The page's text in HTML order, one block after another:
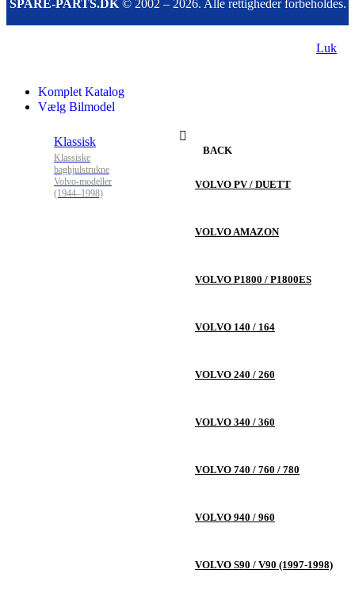
SPARE-PARTS.DK © 2002 – 2026. Alle rettigheder forbeholdes.
Luk
Komplet Katalog
Vælg Bilmodel
Klassisk
Klassiske
baghjulstrukne
Volvo-modeller
(1944–1998)
BACK
VOLVO PV / DUETT
VOLVO AMAZON
VOLVO P1800 / P1800ES
VOLVO 140 / 164
VOLVO 240 / 260
VOLVO 340 / 360
VOLVO 740 / 760 / 780
VOLVO 940 / 960
VOLVO S90 / V90 (1997-1998)